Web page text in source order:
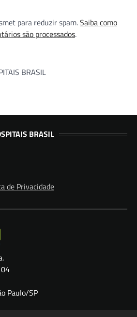
para reduzir spam.Saiba como
são processados.
BRASIL
BRASIL
de Privacidade
Paulo/SP